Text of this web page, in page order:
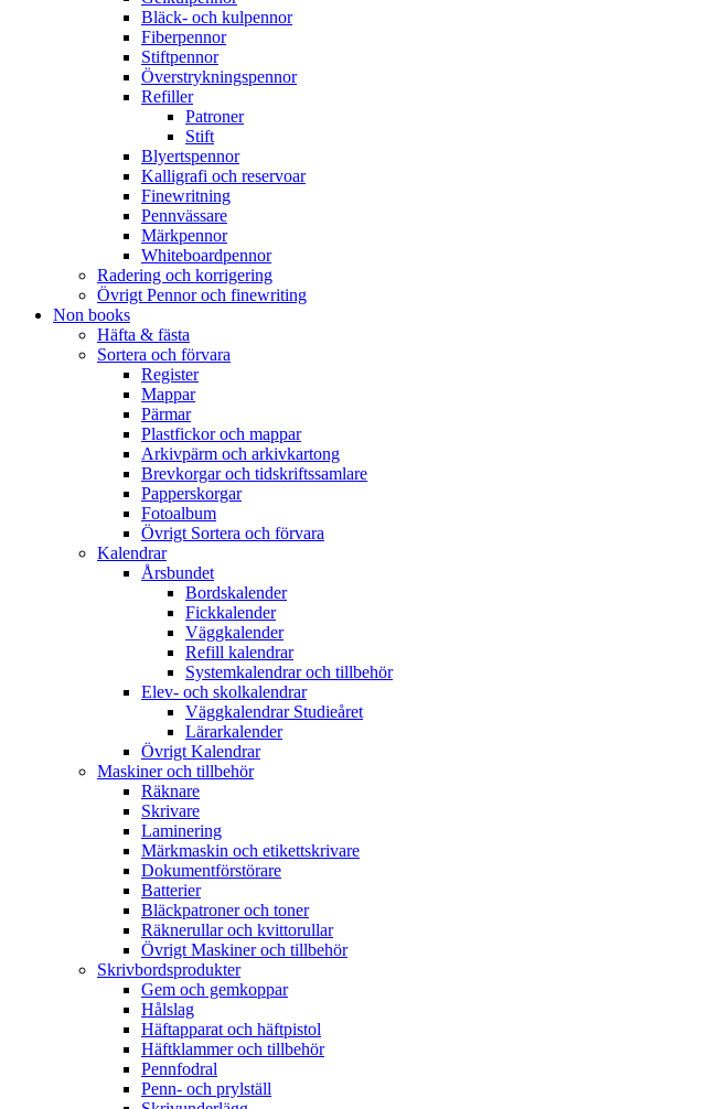
Bläck- och kulpennor
Fiberpennor
Stiftpennor
Överstrykningspennor
Refiller
Patroner
Stift
Blyertspennor
Kalligrafi och reservoar
Finewritning
Pennvässare
Märkpennor
Whiteboardpennor
Radering och korrigering
Övrigt Pennor och finewriting
Non books
Häfta & fästa
Sortera och förvara
Register
Mappar
Pärmar
Plastfickor och mappar
Arkivpärm och arkivkartong
Brevkorgar och tidskriftssamlare
Papperskorgar
Fotoalbum
Övrigt Sortera och förvara
Kalendrar
Årsbundet
Bordskalender
Fickkalender
Väggkalender
Refill kalendrar
Systemkalendrar och tillbehör
Elev- och skolkalendrar
Väggkalendrar Studieåret
Lärarkalender
Övrigt Kalendrar
Maskiner och tillbehör
Räknare
Skrivare
Laminering
Märkmaskin och etikettskrivare
Dokumentförstörare
Batterier
Bläckpatroner och toner
Räknerullar och kvittorullar
Övrigt Maskiner och tillbehör
Skrivbordsprodukter
Gem och gemkoppar
Hålslag
Häftapparat och häftpistol
Häftklammer och tillbehör
Pennfodral
Penn- och prylställ